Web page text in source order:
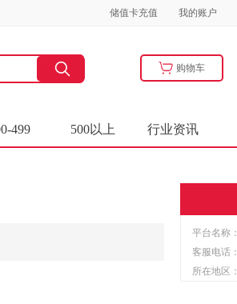
储值卡充值 我的账户
购物车
499 500以上 行业资讯
平台名称：
客服电话：
所在地区：